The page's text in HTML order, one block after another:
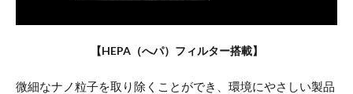
【HEPA（へパ）フィルター搭載】
微細なナノ粒子を取り除くことができ、環境にやさしい製品